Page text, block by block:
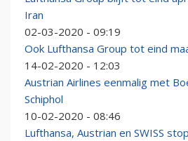
Iran
02-03-2020 - 09:19
Ook Lufthansa Group tot eind
14-02-2020 - 12:03
Austrian Airlines eenmalig met
Schiphol
10-02-2020 - 08:46
Lufthansa, Austrian en SWISS